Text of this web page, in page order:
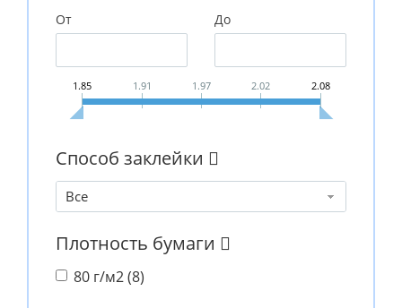
От До
1.85 1.91 1.97 2.02 2.08
Способ заклейки
Все
Плотность бумаги
80 г/м2 (8)